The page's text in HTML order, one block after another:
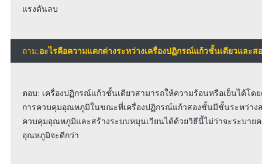
แรงดันลบ
ถาม:อะไรคือความแตกต่างระหว่างเครื่องปฏิกรณ์แก้วชั้นเดียวและส
ตอบ: เครื่องปฏิกรณ์แก้วชั้นเดียวสามารถให้ความร้อนหรือเย็นได้โ
การควบคุมอุณหภูมิในขณะที่เครื่องปฏิกรณ์แก้วสองชั้นมีชั้นระหว่า
ควบคุมอุณหภูมิและสร้างระบบหมุนเวียนได้ด้วยวิธีนี้ไม่ว่าจะระบา
อุณหภูมิจะดีกว่า